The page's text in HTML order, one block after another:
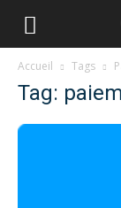
Accueil Tags
Tag: